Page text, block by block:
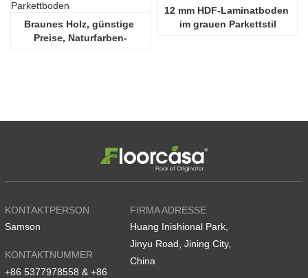
Braunes Holz, günstige
Preise, Naturfarben-
12 mm HDF-Laminatboden
im grauen Parkettstil
KONTAKTPERSON
Samson
KONTAKTNUMMER
+86 5377978558 & +86
FIRMA ADRESSE
Huang Inishional Park,
Jinyu Road, Jining City,
China